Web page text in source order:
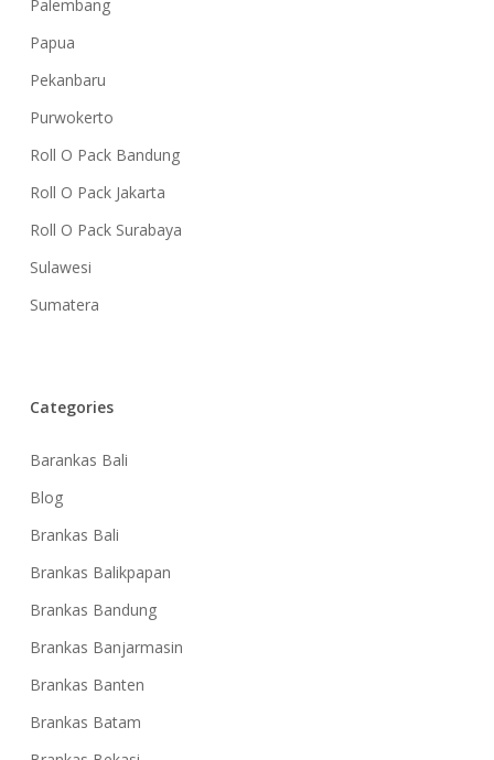
Palembang
Papua
Pekanbaru
Purwokerto
Roll O Pack Bandung
Roll O Pack Jakarta
Roll O Pack Surabaya
Sulawesi
Sumatera
Categories
Barankas Bali
Blog
Brankas Bali
Brankas Balikpapan
Brankas Bandung
Brankas Banjarmasin
Brankas Banten
Brankas Batam